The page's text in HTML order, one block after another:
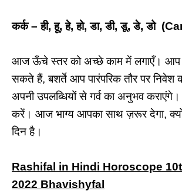
कर्क – ही, हू, हे, हो, डा, डी, डू, डे, डो
आज ऊँचे स्तर को अच्छे काम में लगाएँ। आप
सकते हैं, बशर्ते आप पारंपरिक तौर पर
अपनी उपलब्धियों से गर्व का अनुभव
करें। आज भाग्य आपका साथ ज़रूर देगा,
दिन है।
Rashifal in Hindi Horoscope
2022 Bhavishyfal